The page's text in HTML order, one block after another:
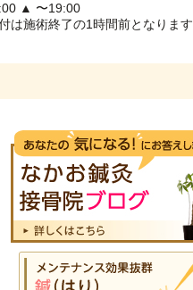
▲ 〜19:00
は施術終了の1時間前となります